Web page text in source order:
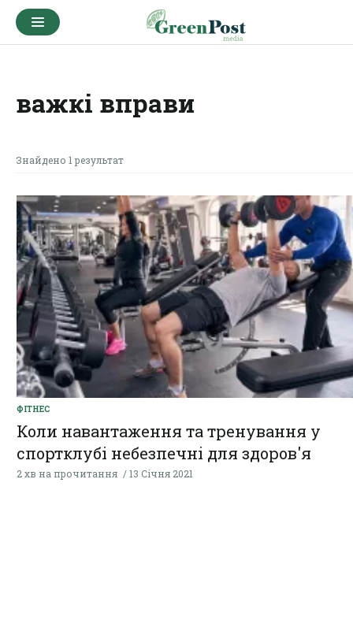
важкі вправи
Знайдено 1 результат
ФІТНЕС
Коли навантаження та тренування у
спортклубі небезпечні для здоров'я
2 хв на прочитання 13 Січня 2021